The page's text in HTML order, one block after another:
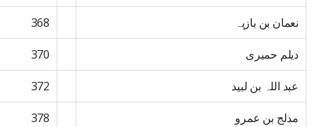
نعمان بن بازیہ 368
دیلم حمیری 370
عبد اللہ بن لبید 372
مدلج بن عمرو 378